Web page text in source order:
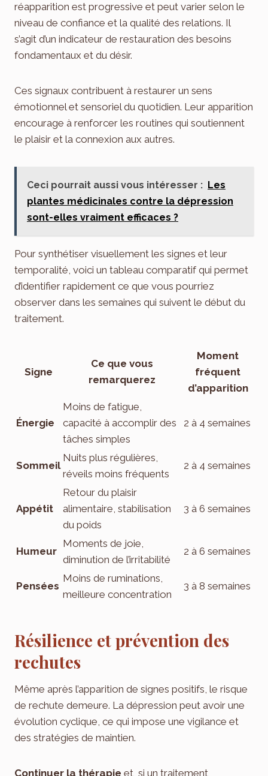
réapparition est progressive et peut varier selon le
niveau de confiance et la qualité des relations. Il
s’agit d’un indicateur de restauration des besoins
fondamentaux et du désir.
Ces signaux contribuent à restaurer un sens
émotionnel et sensoriel du quotidien. Leur apparition
encourage à renforcer les routines qui soutiennent
le plaisir et la connexion aux autres.
Ceci pourrait aussi vous intéresser : Les
plantes médicinales contre la dépression
sont-elles vraiment efficaces ?
Pour synthétiser visuellement les signes et leur
temporalité, voici un tableau comparatif qui permet
d’identifier rapidement ce que vous pourriez
observer dans les semaines qui suivent le début du
traitement.
Signe
Ce que vous
remarquerez
Moment
fréquent
d’apparition
Énergie
Moins de fatigue,
capacité à accomplir des
tâches simples
2 à 4 semaines
Sommeil
Nuits plus régulières,
réveils moins fréquents
2 à 4 semaines
Appétit
Retour du plaisir
alimentaire, stabilisation
du poids
3 à 6 semaines
Humeur
Moments de joie,
diminution de l’irritabilité
2 à 6 semaines
Pensées
Moins de ruminations,
meilleure concentration
3 à 8 semaines
Résilience et prévention des
rechutes
Même après l’apparition de signes positifs, le risque
de rechute demeure. La dépression peut avoir une
évolution cyclique, ce qui impose une vigilance et
des stratégies de maintien.
Continuer la thérapie et, si un traitement